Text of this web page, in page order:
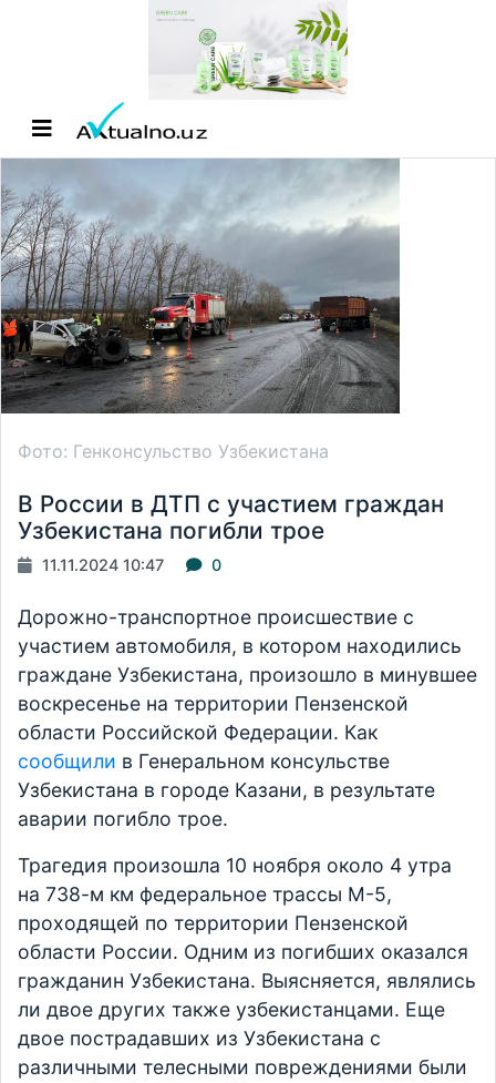
Фото: Генконсульство Узбекистана
В России в ДТП с участием граждан
Узбекистана погибли трое
11.11.2024 10:47 0
Дорожно-транспортное происшествие с
участием автомобиля, в котором находились
граждане Узбекистана, произошло в минувшее
воскресенье на территории Пензенской
области Российской Федерации. Как
сообщили в Генеральном консульстве
Узбекистана в городе Казани, в результате
аварии погибло трое.
Трагедия произошла 10 ноября около 4 утра
на 738-м км федеральное трассы М-5,
проходящей по территории Пензенской
области России. Одним из погибших оказался
гражданин Узбекистана. Выясняется, являлись
ли двое других также узбекистанцами. Еще
двое пострадавших из Узбекистана с
различными телесными повреждениями были